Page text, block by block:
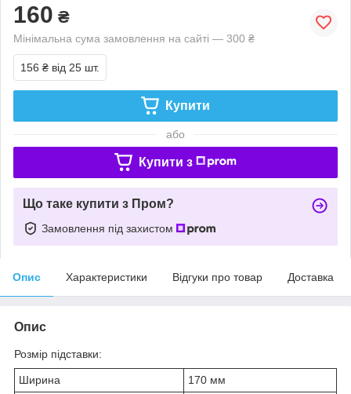
160 ₴
Мінімальна сума замовлення на сайті — 300 ₴
156 ₴ від 25 шт.
Купити
або
Купити з
Що таке купити з Пром?
Замовлення під захистом
Опис Характеристики Відгуки про товар Доставка
Опис
Розмір підставки:
Ширина
170 мм